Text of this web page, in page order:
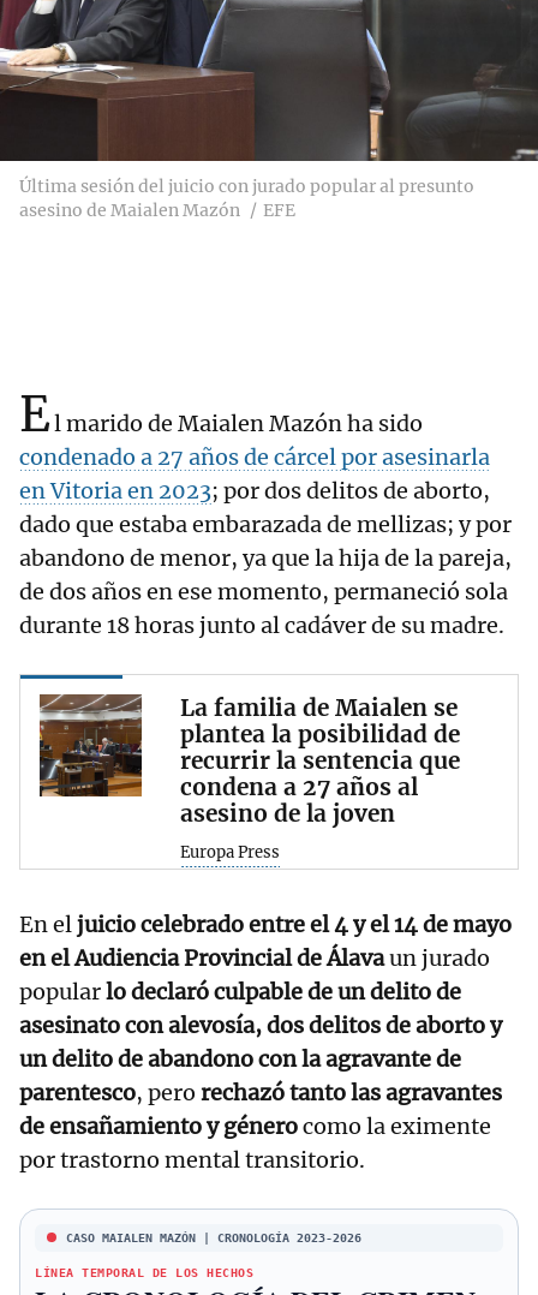
Última sesión del juicio con jurado popular al presunto
asesino de Maialen Mazón
EFE
El marido de Maialen Mazón ha sido
condenado a 27 años de cárcel por asesinarla
en Vitoria en 2023; por dos delitos de aborto,
dado que estaba embarazada de mellizas; y por
abandono de menor, ya que la hija de la pareja,
de dos años en ese momento, permaneció sola
durante 18 horas junto al cadáver de su madre.
La familia de Maialen se
plantea la posibilidad de
recurrir la sentencia que
condena a 27 años al
asesino de la joven
Europa Press
En eljuicio celebrado entre el 4 y el 14 de mayo
en el Audiencia Provincial de Álavaun jurado
popularlo declaró culpable de un delito de
asesinato con alevosía, dos delitos de aborto y
un delito de abandono con la agravante de
parentesco, pero rechazó tanto las agravantes
de ensañamiento y génerocomo la eximente
por trastorno mental transitorio.
CASO MAIALEN MAZÓN | CRONOLOGÍA 2023-2026
LÍNEA TEMPORAL DE LOS HECHOS